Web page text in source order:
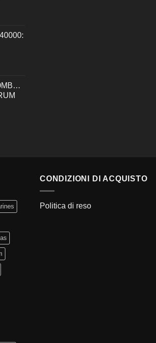
CONDIZIONI DI ACQUISTO
Politica di reso